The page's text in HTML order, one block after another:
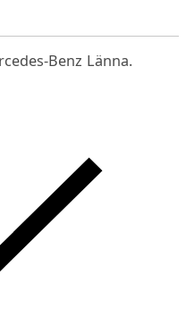
Benz Länna.